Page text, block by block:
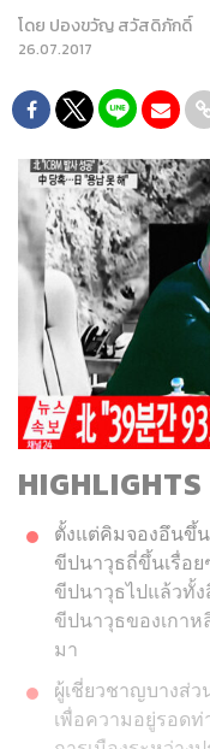
โดย ปองขวัญ สวัสดิภักดิ์
26.07.2017
HIGHLIGHTS
ตั้งแต่คิมจองอึนขึ้
ขีปนาวุธถี่ขึ้นเรื่อย
ขีปนาวุธไปแล้วทั้
ขีปนาวุธของเกาห
มา
ผู้เชี่ยวชาญบางส่
เพื่อความอยู่รอด